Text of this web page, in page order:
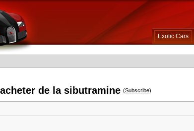
Exotic Cars
de la sibutramine (Subscribe)